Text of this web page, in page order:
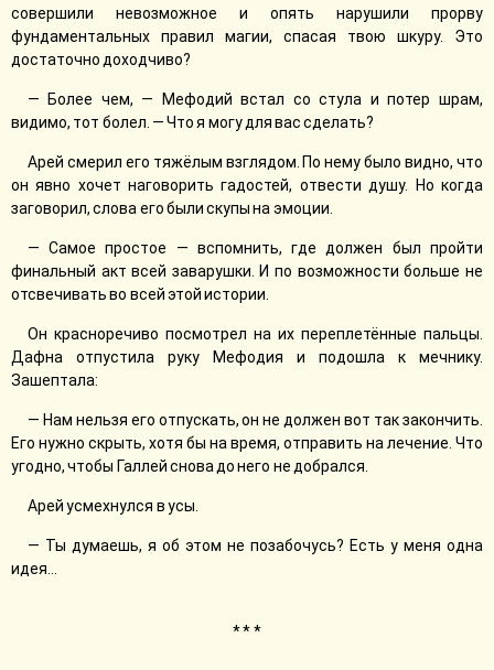
совершили невозможное и опять нарушили прорву
фундаментальных правил магии, спасая твою шкуру. Это
достаточно доходчиво?
— Более чем, — Мефодий встал со стула и потер шрам,
видимо, тот болел. — Что я могу для вас сделать?
Арей смерил его тяжёлым взглядом. По нему было видно, что
он явно хочет наговорить гадостей, отвести душу. Но когда
заговорил, слова его были скупы на эмоции.
— Самое простое — вспомнить, где должен был пройти
финальный акт всей заварушки. И по возможности больше не
отсвечивать во всей этой истории.
Он красноречиво посмотрел на их переплетённые пальцы.
Дафна отпустила руку Мефодия и подошла к мечнику.
Зашептала:
— Нам нельзя его отпускать, он не должен вот так закончить.
Его нужно скрыть, хотя бы на время, отправить на лечение. Что
угодно, чтобы Галлей снова до него не добрался.
Арей усмехнулся в усы.
— Ты думаешь, я об этом не позабочусь? Есть у меня одна
идея...
* * *